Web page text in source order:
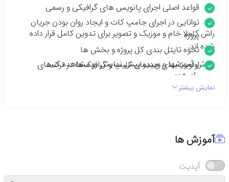
قواعد اصلی اجرای پانویس های گرافیکی و رسمی
توانایی در اجرای جامپ کات و ایجاد روان بودن جریان
پروژه
نحوه تایتل بندی کل پروژه و بخش ها
اولویت‌بندی چیدمان کلیپ و گرافیک‌ها در ترک‌های
تأثیرگذار
آشنایی با چیدمات Track های اصلی
تولید نمودار‌های گرافیکی و مفهومی به همراه موشن
نحوه اجرای موشن گرافیک مفهومی نمودار افزایش و کاهش
راش کاملا خام و موزیک و تصویر برای تدوین کامل قرار داده
شده اند.
بخش آموزشها و ویدیو پیش نمایش رو مشاهده کنید.
نمایش بیشتر
آموزش ها
آپدیت